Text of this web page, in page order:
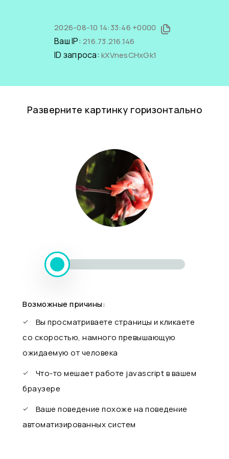
2026-08-10 14:33:46 +0000
Ваш IP: 216.73.216.146
ID запроса: kXVnesCHxGk1
Разверните картинку горизонтально
Возможные причины:
Вы просматриваете страницы и кликаете
со скоростью, намного превышающую
ожидаемую от человека
Что-то мешает работе javascript в вашем
браузере
Ваше поведение похоже на поведение
автоматизированных систем